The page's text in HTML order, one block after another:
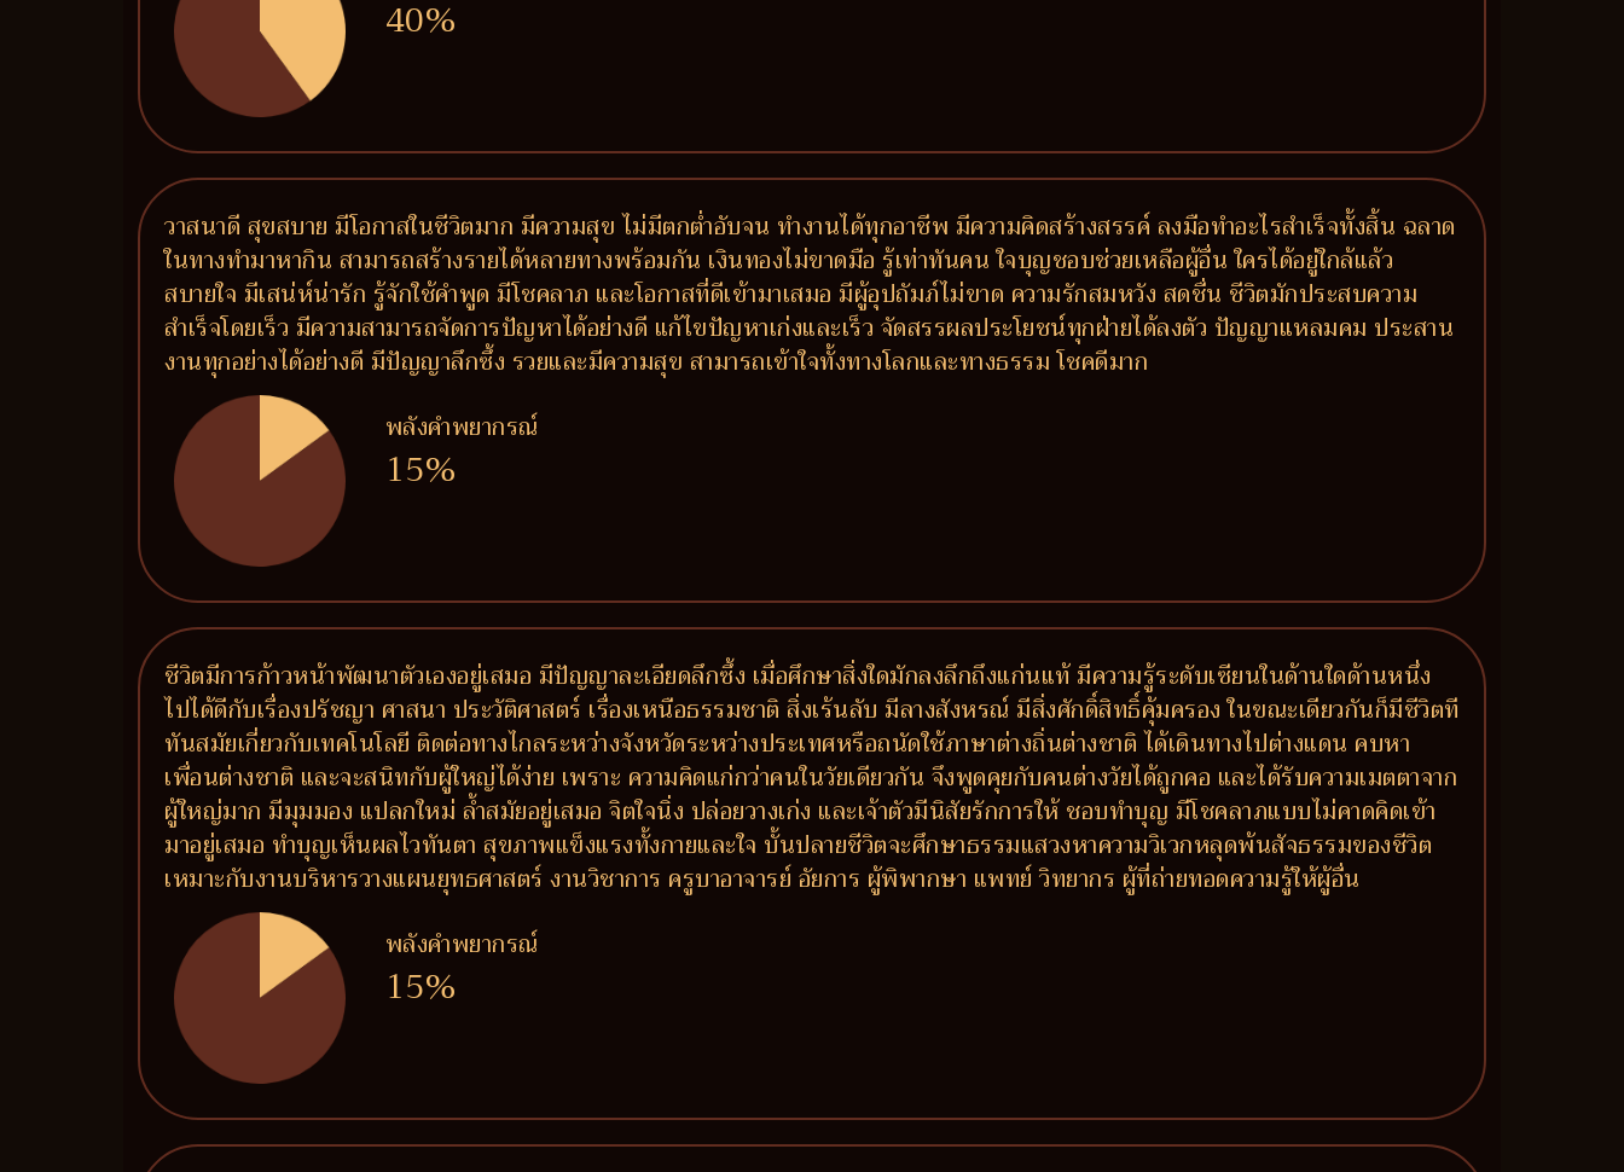
40%
วาสนาดี สุขสบาย มีโอกาสในชีวิตมาก มีความสุข ไม่มีตกต่ำอับจน ทำงานได้ทุกอาชีพ มีความคิดสร้างสรรค์ ลงมือทำอะไรสำเร็จทั้งสิ้น ฉลาด
ในทางทำมาหากิน สามารถสร้างรายได้หลายทางพร้อมกัน เงินทองไม่ขาดมือ รู้เท่าทันคน ใจบุญชอบช่วยเหลือผู้อื่น ใครได้อยู่ใกล้แล้ว
สบายใจ มีเสน่ห์น่ารัก รู้จักใช้คำพูด มีโชคลาภ และโอกาสที่ดีเข้ามาเสมอ มีผู้อุปถัมภ์ไม่ขาด ความรักสมหวัง สดชื่น ชีวิตมักประสบความ
สำเร็จโดยเร็ว มีความสามารถจัดการปัญหาได้อย่างดี แก้ไขปัญหาเก่งและเร็ว จัดสรรผลประโยชน์ทุกฝ่ายได้ลงตัว ปัญญาแหลมคม ประสาน
งานทุกอย่างได้อย่างดี มีปัญญาลึกซึ้ง รวยและมีความสุข สามารถเข้าใจทั้งทางโลกและทางธรรม โชคดีมาก
พลังคำพยากรณ์
15%
ชีวิตมีการก้าวหน้าพัฒนาตัวเองอยู่เสมอ มีปัญญาละเอียดลึกซึ้ง เมื่อศึกษาสิ่งใดมักลงลึกถึงแก่นแท้ มีความรู้ระดับเซียนในด้านใดด้านหนึ่ง
ไปได้ดีกับเรื่องปรัชญา ศาสนา ประวัติศาสตร์ เรื่องเหนือธรรมชาติ สิ่งเร้นลับ มีลางสังหรณ์ มีสิ่งศักดิ์สิทธิ์คุ้มครอง ในขณะเดียวกันก็มีชีวิตที
ทันสมัยเกี่ยวกับเทคโนโลยี ติดต่อทางไกลระหว่างจังหวัดระหว่างประเทศหรือถนัดใช้ภาษาต่างถิ่นต่างชาติ ได้เดินทางไปต่างแดน คบหา
เพื่อนต่างชาติ และจะสนิทกับผู้ใหญ่ได้ง่าย เพราะ ความคิดแก่กว่าคนในวัยเดียวกัน จึงพูดคุยกับคนต่างวัยได้ถูกคอ และได้รับความเมตตาจาก
ผู้ใหญ่มาก มีมุมมอง แปลกใหม่ ล้ำสมัยอยู่เสมอ จิตใจนิ่ง ปล่อยวางเก่ง และเจ้าตัวมีนิสัยรักการให้ ชอบทำบุญ มีโชคลาภแบบไม่คาดคิดเข้า
มาอยู่เสมอ ทำบุญเห็นผลไวทันตา สุขภาพแข็งแรงทั้งกายและใจ บั้นปลายชีวิตจะศึกษาธรรมแสวงหาความวิเวกหลุดพ้นสัจธรรมของชีวิต
เหมาะกับงานบริหารวางแผนยุทธศาสตร์ งานวิชาการ ครูบาอาจารย์ อัยการ ผู้พิพากษา แพทย์ วิทยากร ผู้ที่ถ่ายทอดความรู้ให้ผู้อื่น
พลังคำพยากรณ์
15%